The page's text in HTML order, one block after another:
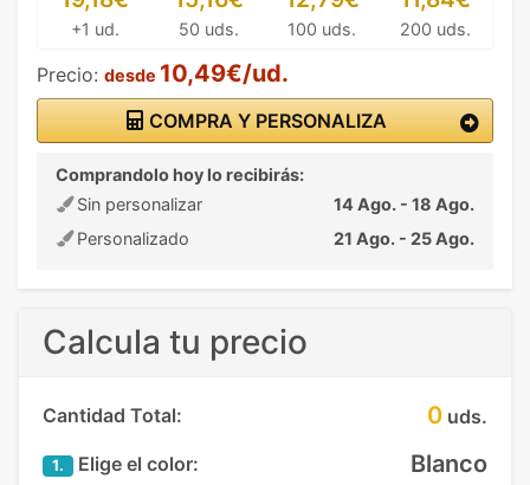
+1 ud. 50 uds. 100 uds. 200 uds.
Precio: desde 10,49€/ud.
COMPRA Y PERSONALIZA
Comprandolo hoy lo recibirás:
Sin personalizar
14 Ago. - 18 Ago.
Personalizado
21 Ago. - 25 Ago.
Calcula tu precio
Cantidad Total: 0 uds.
1. Elige el color: Blanco